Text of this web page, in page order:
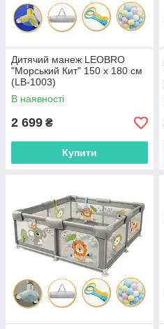
Дитячий манеж LEOBRO
"Морський Кит" 150 x 180 см
(LB-1003)
В наявності
2 699 ₴
Купити